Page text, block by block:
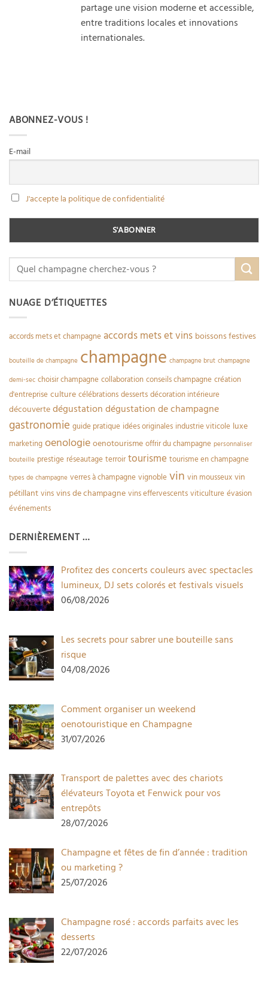
partage une vision moderne et accessible,
entre traditions locales et innovations
internationales.
ABONNEZ-VOUS !
E-mail
J'accepte la politique de confidentialité
NUAGE D’ÉTIQUETTES
accords mets et champagne accords mets et vins boissons festives
bouteille de champagne champagne champagne brut champagne
demi-sec choisir champagne collaboration conseils champagne création
d'entreprise culture célébrations desserts décoration intérieure
découverte dégustation dégustation de champagne
gastronomie guide pratique idées originales industrie viticole luxe
marketing oenologie oenotourisme offrir du champagne personnaliser
bouteille prestige réseautage terroir tourisme tourisme en champagne
types de champagne verres à champagne vignoble vin vin mousseux vin
pétillant vins vins de champagne vins effervescents viticulture évasion
événements
DERNIÈREMENT …
Profitez des concerts couleurs avec spectacles
lumineux, DJ sets colorés et festivals visuels
06/08/2026
Les secrets pour sabrer une bouteille sans
risque
04/08/2026
Comment organiser un weekend
oenotouristique en Champagne
31/07/2026
Transport de palettes avec des chariots
élévateurs Toyota et Fenwick pour vos
entrepôts
28/07/2026
Champagne et fêtes de fin d’année : tradition
ou marketing ?
25/07/2026
Champagne rosé : accords parfaits avec les
desserts
22/07/2026